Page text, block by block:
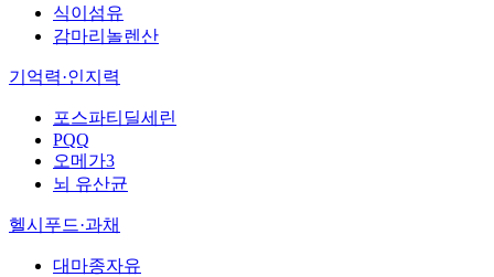
식이섬유
감마리놀렌산
기억력·인지력
포스파티딜세린
PQQ
오메가3
뇌 유산균
헬시푸드·과채
대마종자유